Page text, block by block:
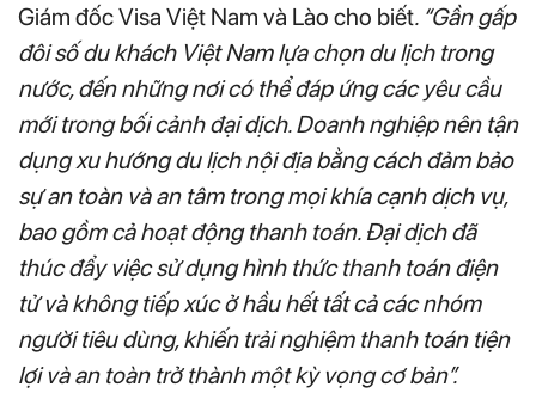
Giám đốc Visa Việt Nam và Lào cho biết. “Gần gấp
đôi số du khách Việt Nam lựa chọn du lịch trong
nước, đến những nơi có thể đáp ứng các yêu cầu
mới trong bối cảnh đại dịch. Doanh nghiệp nên tận
dụng xu hướng du lịch nội địa bằng cách đảm bảo
sự an toàn và an tâm trong mọi khía cạnh dịch vụ,
bao gồm cả hoạt động thanh toán. Đại dịch đã
thúc đẩy việc sử dụng hình thức thanh toán điện
tử và không tiếp xúc ở hầu hết tất cả các nhóm
người tiêu dùng, khiến trải nghiệm thanh toán tiện
lợi và an toàn trở thành một kỳ vọng cơ bản”.